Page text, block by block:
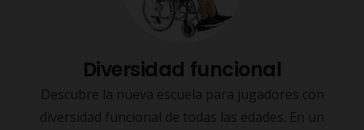
Diversidad funcional
Descubre la nueva escuela para jugadores con
diversidad funcional de todas las edades. En un